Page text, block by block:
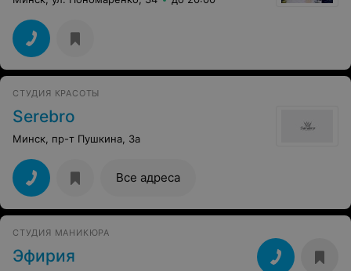
СТУДИЯ КРАСОТЫ
Serebro
Минск, пр-т Пушкина, 3а
Все адреса
СТУДИЯ МАНИКЮРА
Эфирия